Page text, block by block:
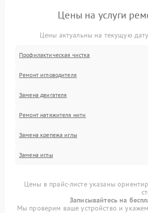
Цены на услуги
Цены актуальны на текущую
Профилактическая чистка
Ремонт игловодителя
Замена двигателя
Ремонт натяжителя нити
Замена крепежа иглы
Замена иглы
Цены в прайс-листе указаны
Записывайтесь на
Мы проверим ваше устройство и